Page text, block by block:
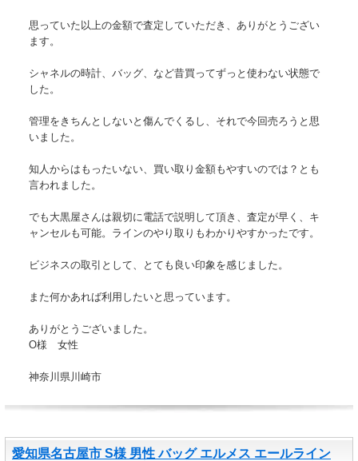
思っていた以上の金額で査定していただき、ありがとうござい
ます。
シャネルの時計、バッグ、など昔買ってずっと使わない状態で
した。
管理をきちんとしないと傷んでくるし、それで今回売ろうと思
いました。
知人からはもったいない、買い取り金額もやすいのでは？とも
言われました。
でも大黒屋さんは親切に電話で説明して頂き、査定が早く、キ
ャンセルも可能。ラインのやり取りもわかりやすかったです。
ビジネスの取引として、とても良い印象を感じました。
また何かあれば利用したいと思っています。
ありがとうございました。
O様 女性
神奈川県川崎市
愛知県名古屋市 S様 男性 バッグ エルメス エールライン